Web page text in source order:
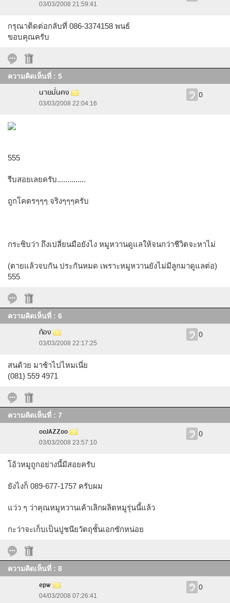
03/03/2008 21:59:41
กรุณาติดต่อกลับที่ 086-3374158 พนธ์
ขอบคุณครับ
ความคิดเห็นที่ : 5
นายมั่นคง
03/03/2008 22:04:16
0
555
รีบสอยเลยครับ..............
ถูกโคตรๆๆๆ จริงๆๆๆครับ
กระซิบว่า ถึงเปลี่ยนมือยังไง หมูหวานดูแลให้จนกว่าชีวิตจะหาไม่
(ตายแล้วจบกัน ประกันหมด เพราะหมูหวานยังไม่มีลูกมาดูแลต่อ)
555
ความคิดเห็นที่ : 6
ก้อง
03/03/2008 22:17:25
0
สนด้วย มาช้าไปไหมเนี่ย
(081) 559 4971
ความคิดเห็นที่ : 7
ooJAZZoo
03/03/2008 23:57:10
0
โอ้วหมูถูกอย่างนี้มีสอยครับ
ยังไงก็ 089-677-1757 ครับผม
แว่ว ๆ ว่าคุณหมูหวานเค้าเลิกผลิตหมูรุ่นนี้แล้ว
กะว่าจะเก็บเป็นปูชนียวัตถุชั้นเอกซักหน่อย
ความคิดเห็นที่ : 8
epw
04/03/2008 07:26:41
0